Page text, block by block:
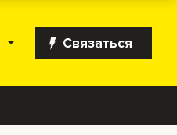
Связаться